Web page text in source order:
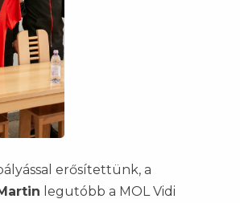
erősítettünk, a
legutóbb a MOL Vidi